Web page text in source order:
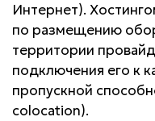
Интернет).
по размещению
территории
подключения его к
пропускной
colocation).